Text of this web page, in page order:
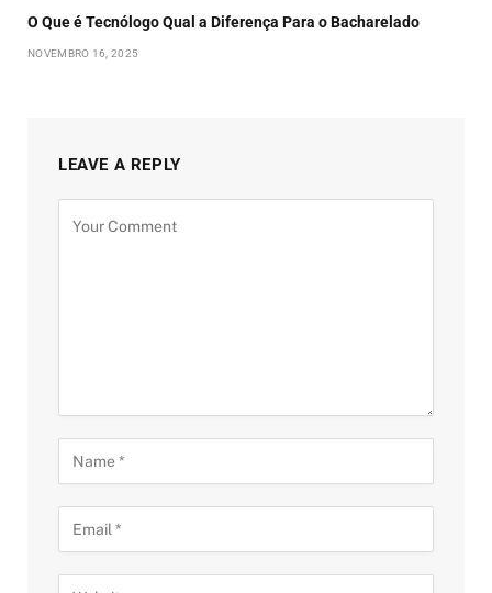
O Que é Tecnólogo Qual a Diferença Para o Bacharelado
NOVEMBRO 16, 2025
LEAVE A REPLY